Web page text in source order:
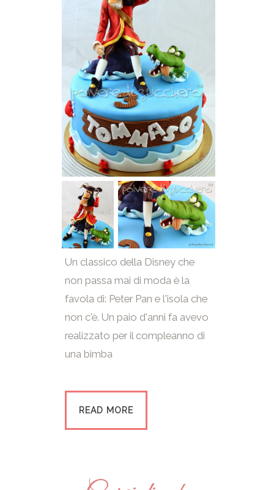
Un classico della Disney che
non passa mai di moda è la
favola di: Peter Pan e l'isola che
non c'è. Un paio d'anni fa avevo
realizzato per il compleanno di
una bimba
READ MORE